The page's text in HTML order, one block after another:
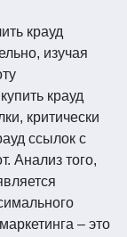
крауд
изучая
крауд
критически
ссылок с
Анализ того,
– это